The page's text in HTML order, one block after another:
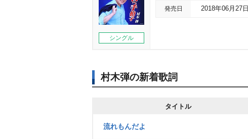
シングル
発売日 2018年06月27日
村木弾の新着歌詞
タイトル
流れもんだよ